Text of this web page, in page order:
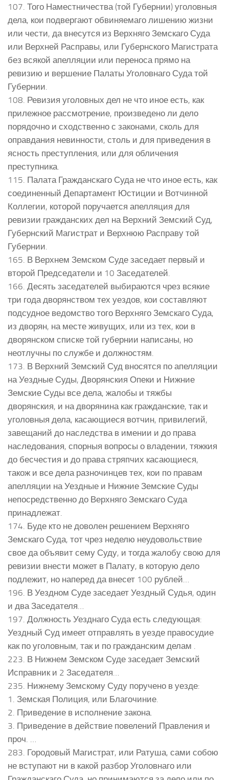
107. Того Наместничества (той Губернии) уголовныя
дела, кои подвергают обвиняемаго лишению жизни
или чести, да внесутся из Верхняго Земскаго Суда
или Верхней Расправы, или Губернского Магистрата
без всякой апелляции или переноса прямо на
ревизию и вершение Палаты Уголовнаго Суда той
Губернии.
108. Ревизия уголовных дел не что иное есть, как
прилежное рассмотрение, произведено ли дело
порядочно и сходственно с законами, сколь для
оправдания невинности, столь и для приведения в
ясность преступления, или для обличения
преступника.
115. Палата Гражданскаго Суда не что иное есть, как
соединенный Департамент Юстиции и Вотчинной
Коллегии, которой поручается апелляция для
ревизии гражданских дел на Верхний Земский Суд,
Губернский Магистрат и Верхнюю Расправу той
Губернии.
165. В Верхнем Земском Суде заседает первый и
второй Председатели и 10 Заседателей.
166. Десять заседателей выбираются чрез всякие
три года дворянством тех уездов, кои составляют
подсудное ведомство того Верхняго Земскаго Суда,
из дворян, на месте живущих, или из тех, кои в
дворянском списке той губернии написаны, но
неотлучны по службе и должностям.
173. В Верхний Земский Суд вносятся по апелляции
на Уездные Суды, Дворянския Опеки и Нижние
Земские Суды все дела, жалобы и тяжбы
дворянския, и на дворянина как гражданские, так и
уголовныя дела, касающиеся вотчин, привилегий,
завещаний до наследства в имении и до права
наследования, спорныя вопросы о владении, тяжкия
до бесчестия и до права стряпчих касающиеся,
також и все дела разночинцев тех, кои по правам
апелляции на Уездные и Нижние Земские Суды
непосредственно до Верхняго Земскаго Суда
принадлежат.
174. Буде кто не доволен решением Верхняго
Земскаго Суда, тот чрез неделю неудовольствие
свое да объявит сему Суду, и тогда жалобу свою для
ревизии внести может в Палату, в которую дело
подлежит, но наперед да внесет 100 рублей…
196. В Уездном Суде заседает Уездный Судья, один
и два Заседателя…
197. Должность Уезднаго Суда есть следующая:
Уездный Суд имеет отправлять в уезде правосудие
как по уголовным, так и по гражданским делам .
223. В Нижнем Земском Суде заседает Земский
Исправник и 2 Заседателя…
235. Нижнему Земскому Суду поручено в уезде:
1. Земская Полиция, или Благочиние.
2. Приведение в исполнение закона.
3. Приведение в действие повелений Правления и
проч. …
283. Городовый Магистрат, или Ратуша, сами собою
не вступают ни в какой разбор Уголовнаго или